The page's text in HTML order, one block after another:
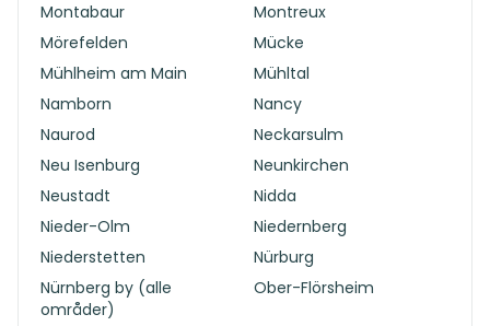
Montabaur
Montreux
Mörefelden
Mücke
Mühlheim am Main
Mühltal
Namborn
Nancy
Naurod
Neckarsulm
Neu Isenburg
Neunkirchen
Neustadt
Nidda
Nieder-Olm
Niedernberg
Niederstetten
Nürburg
Nürnberg by (alle
områder)
Ober-Flörsheim